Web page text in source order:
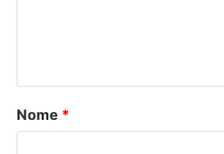
á
r
Nome *